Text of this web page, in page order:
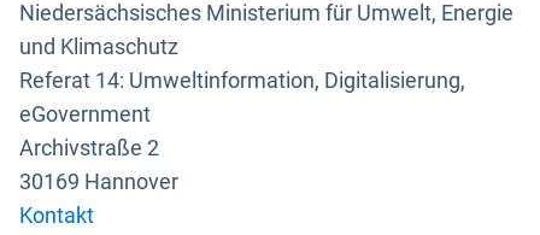
Niedersächsisches Ministerium für Umwelt, Energie
und Klimaschutz
Referat 14: Umweltinformation, Digitalisierung,
eGovernment
Archivstraße 2
30169 Hannover
Kontakt